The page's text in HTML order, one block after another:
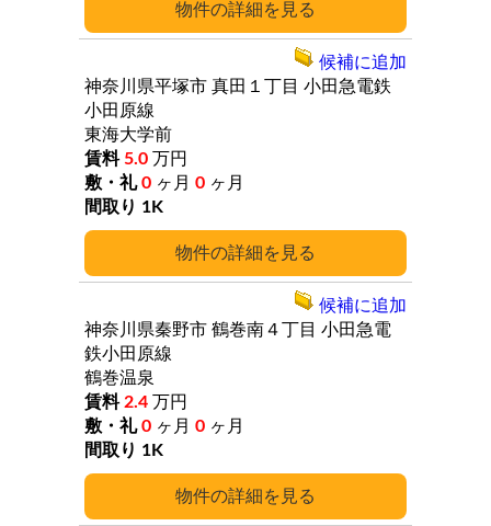
詳細
詳細
神奈川県平塚市 真田１丁目 小田急電鉄
小田原線
東海大学前
5.0 万円
0 ヶ月 0 ヶ月
1K
候補に追加
詳細
神奈川県秦野市 鶴巻南４丁目 小田急電
鉄小田原線
鶴巻温泉
2.4 万円
0 ヶ月 0 ヶ月
1K
候補に追加